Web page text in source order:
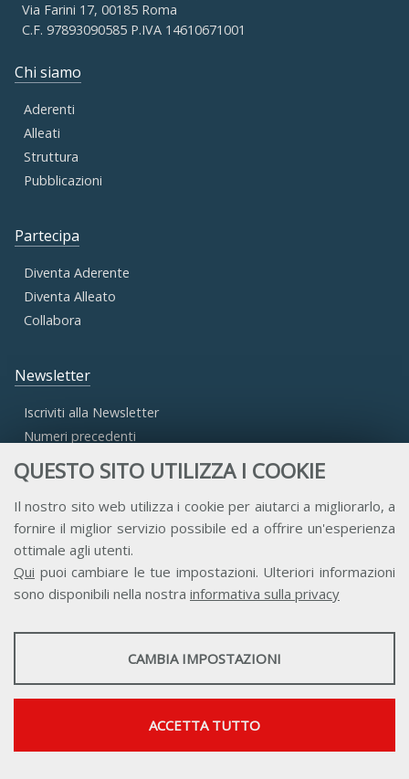
QUESTO SITO UTILIZZA I COOKIE
Il nostro sito web utilizza i cookie per aiutarci a migliorarlo, a
fornire il miglior servizio possibile ed a offrire un'esperienza
ottimale agli utenti.
Qui puoi cambiare le tue impostazioni. Ulteriori informazioni
sono disponibili nella nostra informativa sulla privacy
STATISTICHE
Mostra maggiori informazioni
Google Analytics
CAMBIA IMPOSTAZIONI
ACCETTA TUTTO
Via Farini 17, 00185 Roma
C.F. 97893090585 P.IVA 14610671001
Chi siamo
Aderenti
Alleati
Struttura
Pubblicazioni
Partecipa
Diventa Aderente
Diventa Alleato
Collabora
Newsletter
Iscriviti alla Newsletter
Numeri precedenti
Accesso Aderenti
Accesso Consulta
Accesso Team
Contatti Privacy Trasparenza Credits